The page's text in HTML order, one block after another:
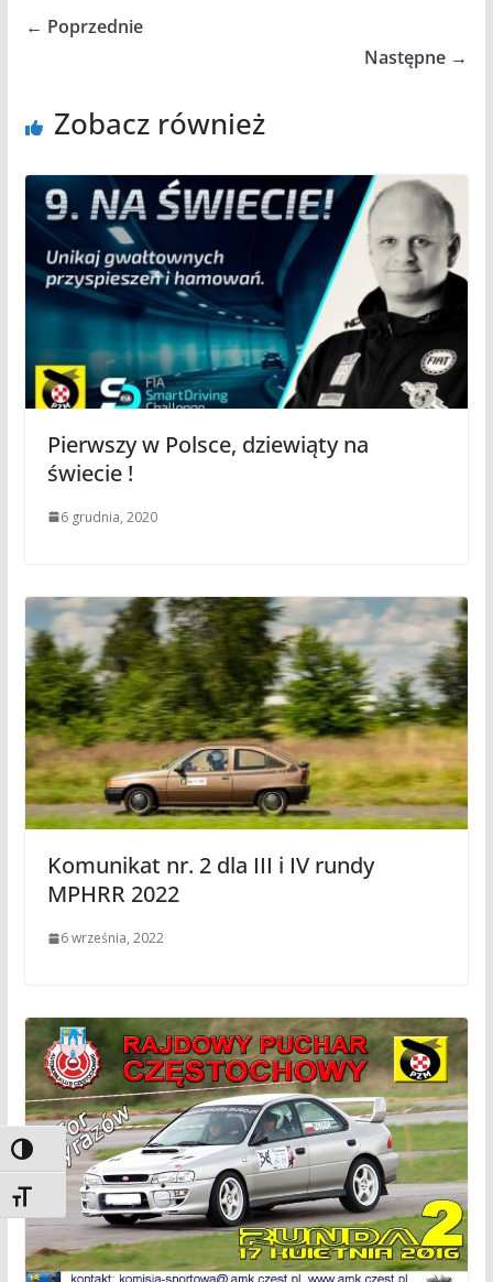
Toggle High Contrast
Toggle Font size
← Poprzednie
Następne →
Zobacz również
Pierwszy w Polsce, dziewiąty na
świecie !
6 grudnia, 2020
Komunikat nr. 2 dla III i IV rundy
MPHRR 2022
6 września, 2022